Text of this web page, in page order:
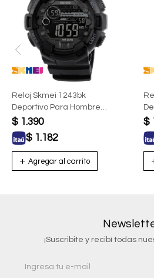
Reloj Skmei 1243bk
Deportivo Para Hombre
Digital Negro
$ 1.390
$ 1.182
$
¡Suscribite y recibí todas